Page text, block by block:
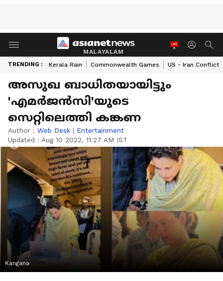
MALAYALAM
TRENDING : Kerala Rain Commonwealth Games US - Iran Conflict
അസുഖ ബാധിതയായിട്ടും
'എമര്‍ജന്‍സി'യുടെ
സെറ്റിലെത്തി കങ്കണ
Author : Web Desk | Entertainment
Updated : Aug 10 2022, 11:27 AM IST
Kangana